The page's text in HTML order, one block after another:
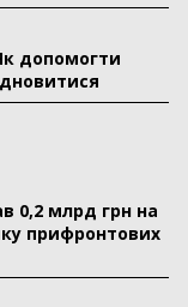
допомогти
0,2 млрд грн на
прифронтових